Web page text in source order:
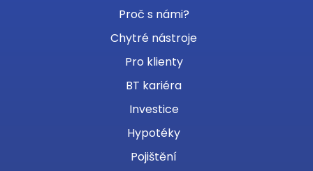
Proč s námi?
Chytré nástroje
Pro klienty
BT kariéra
Investice
Hypotéky
Pojištění